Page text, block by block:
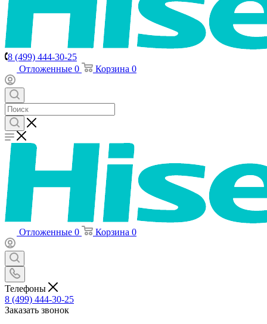
8 (499) 444-30-25
Отложенные 0 Корзина 0
Отложенные 0 Корзина 0
Телефоны
8 (499) 444-30-25
Заказать звонок